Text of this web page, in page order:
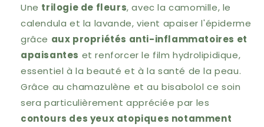
Une trilogie de fleurs, avec la camomille, le
calendula et la lavande, vient apaiser l'épiderme
grâce aux propriétés anti-inflammatoires et
apaisantes et renforcer le film hydrolipidique,
essentiel à la beauté et à la santé de la peau.
Grâce au chamazulène et au bisabolol ce soin
sera particulièrement appréciée par les
contours des yeux atopiques notamment